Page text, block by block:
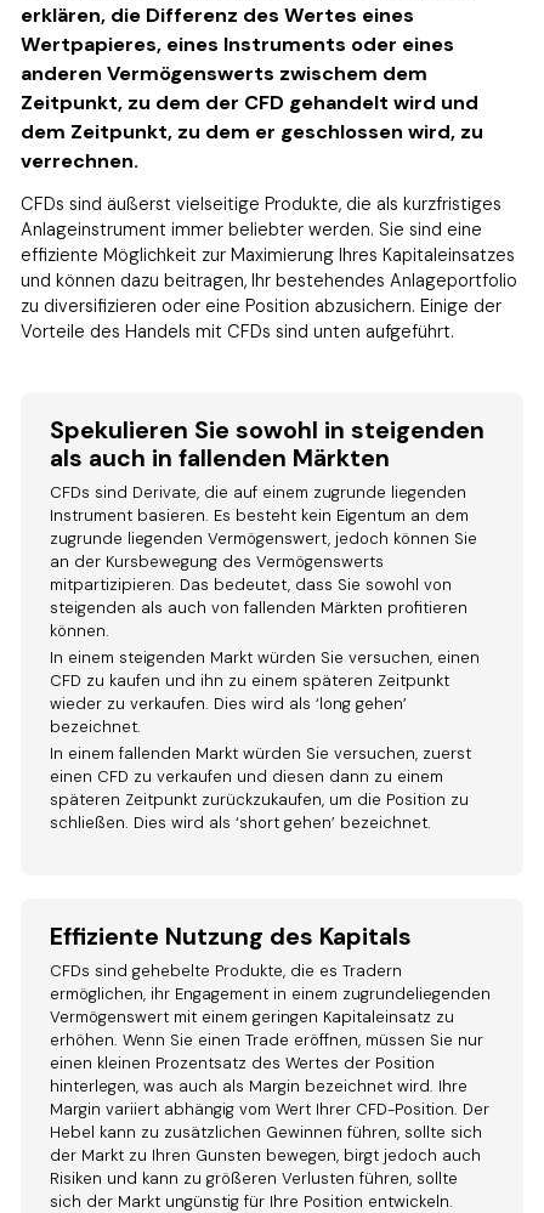
erklären, die Differenz des Wertes eines
Wertpapieres, eines Instruments oder eines
anderen Vermögenswerts zwischem dem
Zeitpunkt, zu dem der CFD gehandelt wird und
dem Zeitpunkt, zu dem er geschlossen wird, zu
verrechnen.
CFDs sind äußerst vielseitige Produkte, die als kurzfristiges
Anlageinstrument immer beliebter werden. Sie sind eine
effiziente Möglichkeit zur Maximierung Ihres Kapitaleinsatzes
und können dazu beitragen, Ihr bestehendes Anlageportfolio
zu diversifizieren oder eine Position abzusichern. Einige der
Vorteile des Handels mit CFDs sind unten aufgeführt.
Spekulieren Sie sowohl in steigenden
als auch in fallenden Märkten
CFDs sind Derivate, die auf einem zugrunde liegenden
Instrument basieren. Es besteht kein Eigentum an dem
zugrunde liegenden Vermögenswert, jedoch können Sie
an der Kursbewegung des Vermögenswerts
mitpartizipieren. Das bedeutet, dass Sie sowohl von
steigenden als auch von fallenden Märkten profitieren
können.
In einem steigenden Markt würden Sie versuchen, einen
CFD zu kaufen und ihn zu einem späteren Zeitpunkt
wieder zu verkaufen. Dies wird als ‘long gehen’
bezeichnet.
In einem fallenden Markt würden Sie versuchen, zuerst
einen CFD zu verkaufen und diesen dann zu einem
späteren Zeitpunkt zurückzukaufen, um die Position zu
schließen. Dies wird als ‘short gehen’ bezeichnet.
Effiziente Nutzung des Kapitals
CFDs sind gehebelte Produkte, die es Tradern
ermöglichen, ihr Engagement in einem zugrundeliegenden
Vermögenswert mit einem geringen Kapitaleinsatz zu
erhöhen. Wenn Sie einen Trade eröffnen, müssen Sie nur
einen kleinen Prozentsatz des Wertes der Position
hinterlegen, was auch als Margin bezeichnet wird. Ihre
Margin variiert abhängig vom Wert Ihrer CFD-Position. Der
Hebel kann zu zusätzlichen Gewinnen führen, sollte sich
der Markt zu Ihren Gunsten bewegen, birgt jedoch auch
Risiken und kann zu größeren Verlusten führen, sollte
sich der Markt ungünstig für Ihre Position entwickeln.